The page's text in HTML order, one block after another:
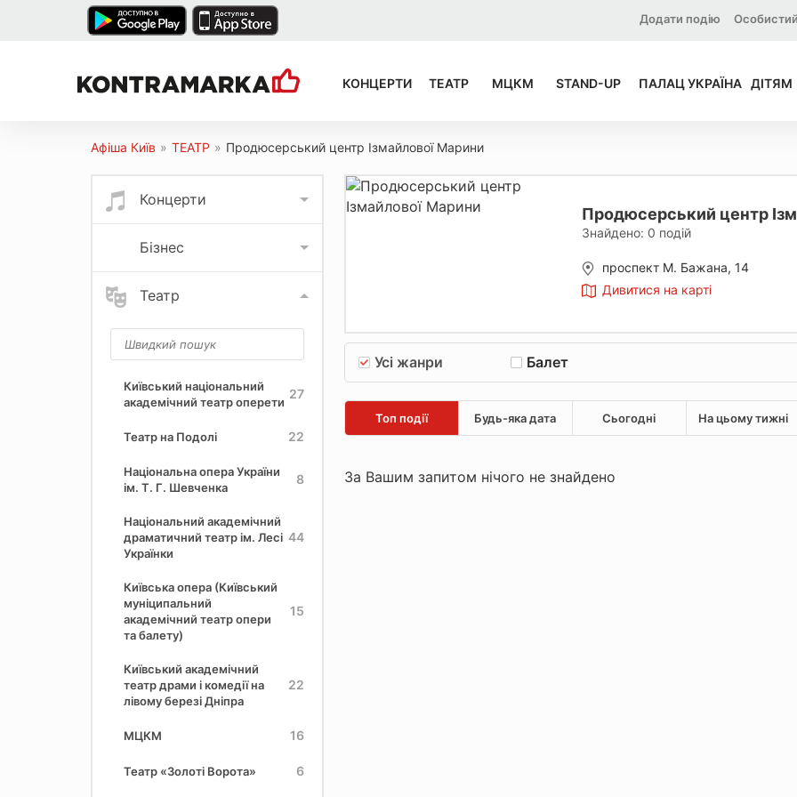
Додати подію
КОНЦЕРТИ ТЕАТР МЦКМ STAND-UP ПАЛАЦ УКРАЇНА ДІТЯМ
Афіша Київ » ТЕАТР » Продюсерський центр Ізмайлової Марини
Концерти
Бізнес
Театр
Київський національний
академічний театр оперети
27
Театр на Подолі 22
Національна опера України
ім. Т. Г. Шевченка
8
Національний академічний
драматичний театр ім. Лесі
Українки
44
Київська опера (Київський
муніципальний
академічний театр опери
та балету)
15
Київський академічний
театр драми і комедії на
лівому березі Дніпра
22
МЦКМ 16
Театр «Золоті Ворота» 6
Продюсерський центр
Знайдено: 0 подій
проспект М. Бажана, 14
Дивитися на карті
Усі жанри Балет
Топ події Будь-яка дата Сьогодні На цьому тижні
За Вашим запитом нічого не знайдено